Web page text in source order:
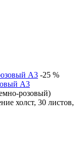
-25 %
А3
розовый)
холст, 30 листов,